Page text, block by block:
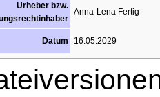
Urheber bzw.
Anna-Lena Fertig
Datum 16.05.2029